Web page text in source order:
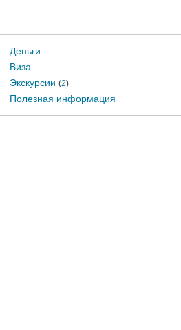
Деньги
Виза
Экскурсии (2)
Полезная информация